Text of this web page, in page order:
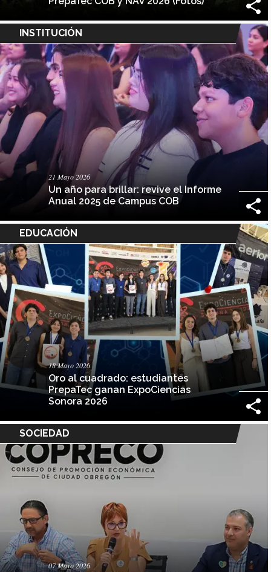
INSTITUCIÓN
21 Mayo 2026
Un año para brillar: revive el Informe
Anual 2025 de Campus COB
EDUCACIÓN
18 Mayo 2026
Oro al cuadrado: estudiantes
PrepaTec ganan ExpoCiencias
Sonora 2026
SOCIEDAD
07 Mayo 2026